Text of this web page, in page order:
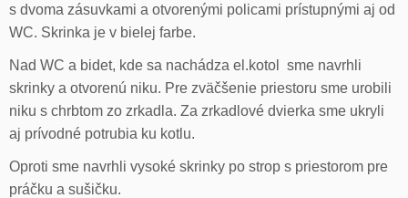
s dvoma zásuvkami a otvorenými policami prístupnými aj od
WC. Skrinka je v bielej farbe.
Nad WC a bidet, kde sa nachádza el.kotol sme navrhli
skrinky a otvorenú niku. Pre zväčšenie priestoru sme urobili
niku s chrbtom zo zrkadla. Za zrkadlové dvierka sme ukryli
aj prívodné potrubia ku kotlu.
Oproti sme navrhli vysoké skrinky po strop s priestorom pre
práčku a sušičku.